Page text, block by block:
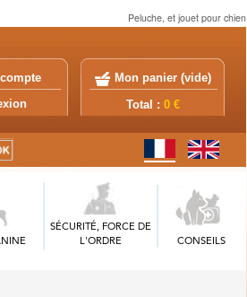
Peluche, et jouet pour chien
Mon panier (vide)
Total : 0 €
SÉCURITÉ, FORCE DE
L'ORDRE
CONSEILS